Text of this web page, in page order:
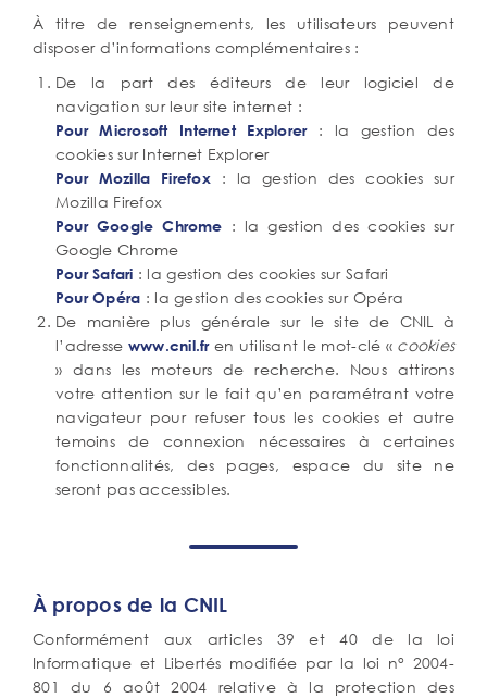
À titre de renseignements, les utilisateurs peuvent
disposer d’informations complémentaires :
De la part des éditeurs de leur logiciel de
navigation sur leur site internet :
Pour Microsoft Internet Explorer: la gestion des
cookies sur Internet Explorer
Pour Mozilla Firefox: la gestion des cookies sur
Mozilla Firefox
Pour Google Chrome : la gestion des cookies sur
Google Chrome
Pour Safari : la gestion des cookies sur Safari
Pour Opéra : la gestion des cookies sur Opéra
De manière plus générale sur le site de CNIL à
l’adresse www.cnil.fren utilisant le mot-clé « cookies
» dans les moteurs de recherche. Nous attirons
votre attention sur le fait qu’en paramétrant votre
navigateur pour refuser tous les cookies et autre
temoins de connexion nécessaires à certaines
fonctionnalités, des pages, espace du site ne
seront pas accessibles.
À propos de la CNIL
Conformément aux articles 39 et 40 de la loi
Informatique et Libertés modifiée par la loi n° 2004-
801 du 6 août 2004 relative à la protection des